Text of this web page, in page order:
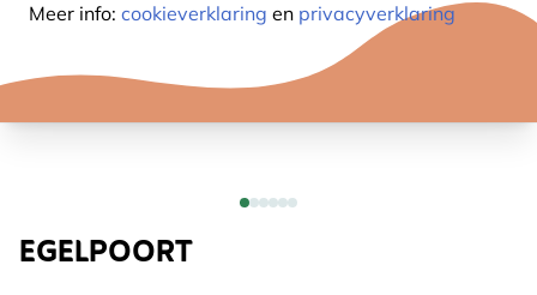
Meer info: cookieverklaring en privacyverklaring
EGELPOORT